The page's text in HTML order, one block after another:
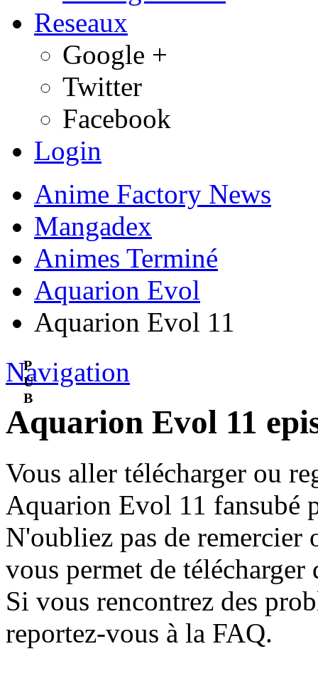
Reseaux
Google +
Twitter
Facebook
Login
Anime Factory News
Mangadex
Animes Terminé
Aquarion Evol
Aquarion Evol 11
P
U
B
Navigation
Aquarion Evol 11
Vous aller télécharger ou
Aquarion Evol 11 fansubé
N'oubliez pas de remercier
vous permet de télécharger
Si vous rencontrez des
reportez-vous à la FAQ.